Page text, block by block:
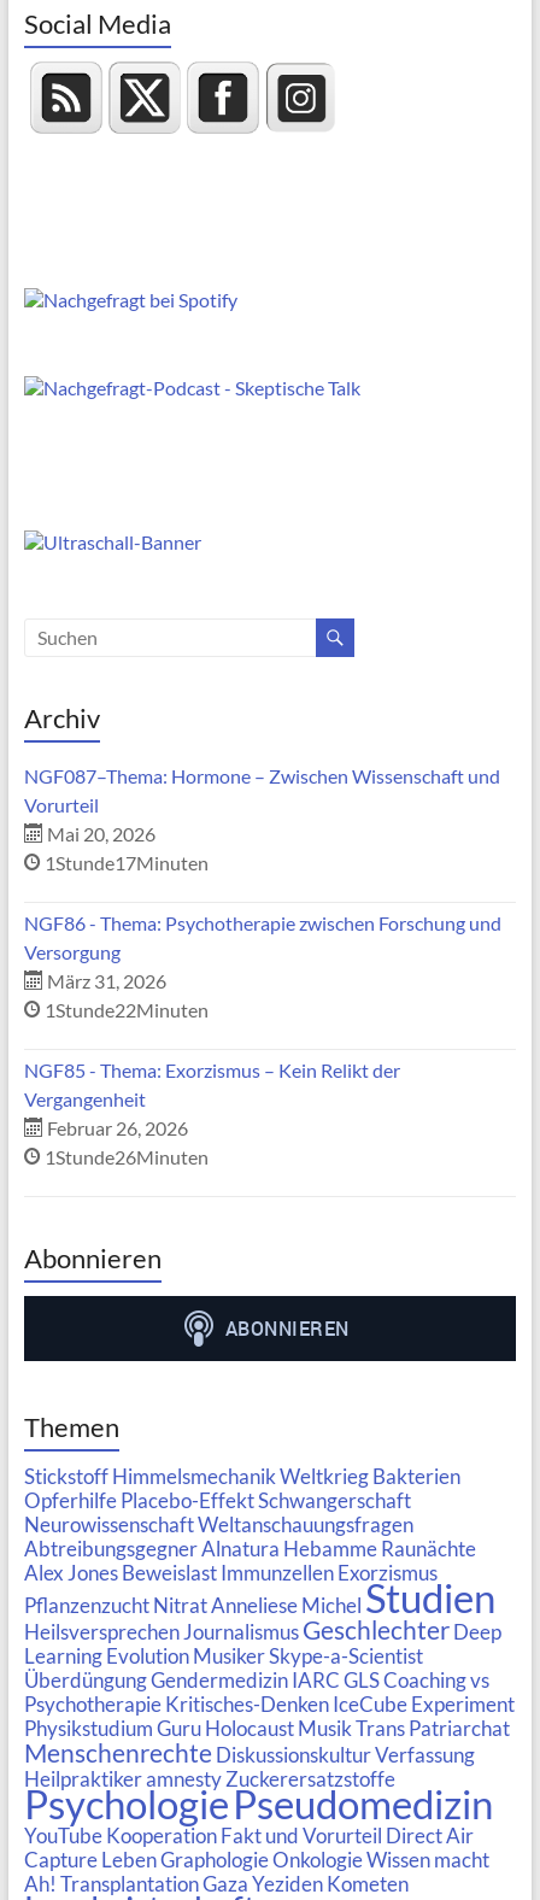
Social Media
Archiv
NGF087–Thema: Hormone – Zwischen Wissenschaft und
Vorurteil
Mai 20, 2026
1Stunde17Minuten
NGF86 - Thema: Psychotherapie zwischen Forschung und
Versorgung
März 31, 2026
1Stunde22Minuten
NGF85 - Thema: Exorzismus – Kein Relikt der
Vergangenheit
Februar 26, 2026
1Stunde26Minuten
Abonnieren
Themen
Stickstoff HimmelsmechanikWeltkrieg Bakterien
Opferhilfe Placebo-EffektSchwangerschaft
NeurowissenschaftWeltanschauungsfragen
AbtreibungsgegnerAlnatura Hebamme Raunächte
Alex Jones Beweislast Immunzellen Exorzismus
Pflanzenzucht NitratAnneliese MichelStudien
Heilsversprechen Journalismus Geschlechter Deep
Learning Evolution MusikerSkype-a-Scientist
ÜberdüngungGendermedizin IARCGLSCoaching vs
Psychotherapie Kritisches-Denken IceCube Experiment
PhysikstudiumGuru Holocaust MusikTrans Patriarchat
Menschenrechte DiskussionskulturVerfassung
Heilpraktikeramnesty Zuckerersatzstoffe
PsychologiePseudomedizin
YouTube Kooperation Fakt und Vorurteil Direct Air
Capture LebenGraphologieOnkologieWissen macht
Ah! TransplantationGazaYeziden Kometen